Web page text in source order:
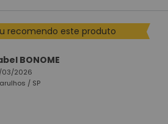
recomendo este produto
BONOME
03/2026
/ SP